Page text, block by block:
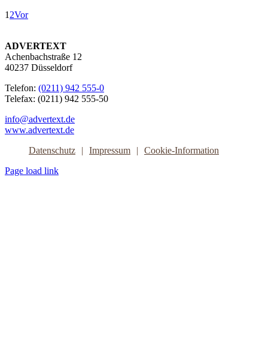
1 2Vor
ADVERTEXT
Achenbachstraße 12
40237 Düsseldorf
Telefon: (0211) 942 555-0
Telefax: (0211) 942 555-50
info@advertext.de
www.advertext.de
Datenschutz
Impressum
Cookie-Information
Page load link